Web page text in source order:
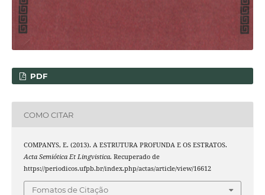
PDF
COMO CITAR
COMPANYS, E. (2013). A ESTRUTURA PROFUNDA E OS ESTRATOS.
Acta Semiótica Et Lingvistica. Recuperado de
https://periodicos.ufpb.br/index.php/actas/article/view/16612
Fomatos de Citação